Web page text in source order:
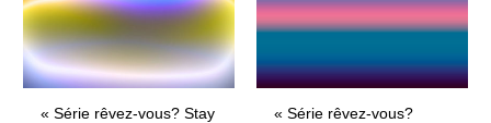
« Série rêvez-vous? Stay
« Série rêvez-vous?